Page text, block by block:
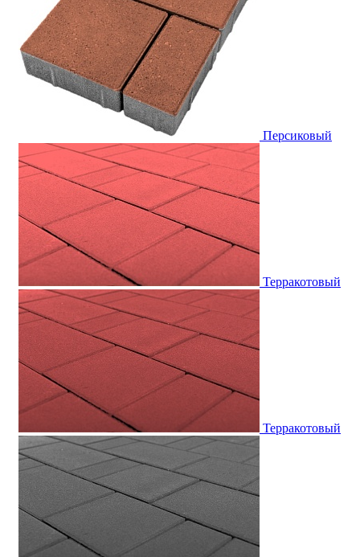
Персиковый
Терракотовый
Терракотовый